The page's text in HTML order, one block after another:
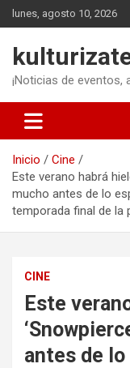
Saltar
al
lunes, agosto 10, 2026
¡Noticias de
Inicio
Cine
Este verano habrá
mucho antes de lo
temporada final de la
CINE
Este
antes de